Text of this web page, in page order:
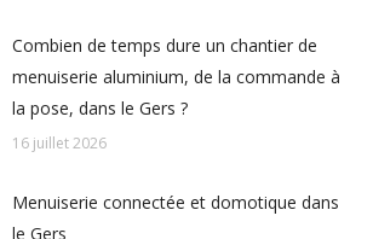
Combien de temps dure un chantier de
menuiserie aluminium, de la commande à
la pose, dans le Gers ?
16 juillet 2026
Menuiserie connectée et domotique dans
le Gers